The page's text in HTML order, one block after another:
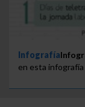
Infografía
en esta